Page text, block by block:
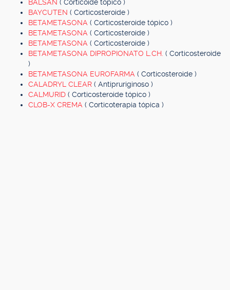
BALSAN ( Corticoide tópico )
BAYCUTEN ( Corticosteroide )
BETAMETASONA ( Corticosteroide tópico )
BETAMETASONA ( Corticosteroide )
BETAMETASONA ( Corticosteroide )
BETAMETASONA DIPROPIONATO L.CH. ( Corticosteroide
)
BETAMETASONA EUROFARMA ( Corticosteroide )
CALADRYL CLEAR ( Antipruriginoso )
CALMURID ( Corticosteroide tópico )
CLOB-X CREMA ( Corticoterapia tópica )